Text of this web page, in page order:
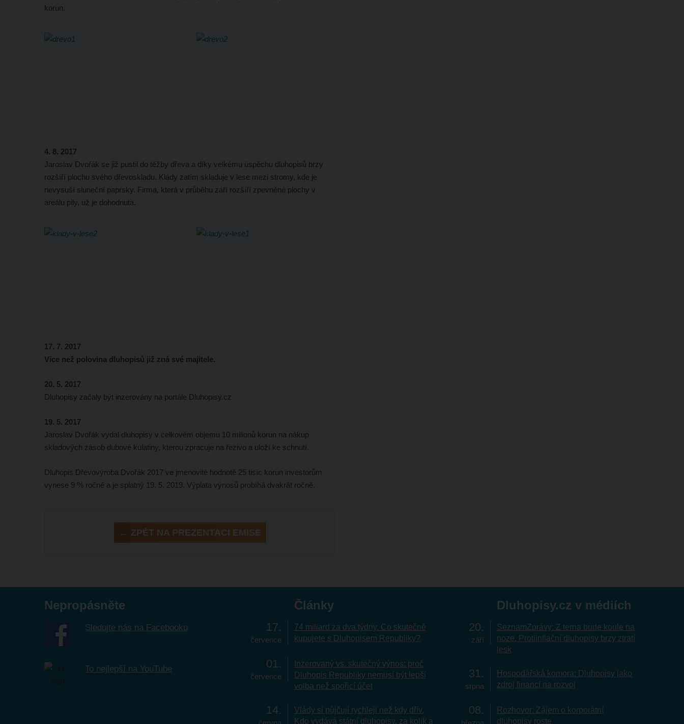
korun.
4. 8. 2017
Jaroslav Dvořák se již pustil do těžby dřeva a díky velkému úspěchu dluhopisů brzy
rozšíří plochu svého dřevoskladu. Klády zatím skladuje v lese mezi stromy, kde je
nevysuší sluneční paprsky. Firma, která v průběhu září rozšíří zpevněné plochy v
areálu pily, už je dohodnuta.
17. 7. 2017
Více než polovina dluhopisů již zná své majitele.
20. 5. 2017
Dluhopisy začaly být inzerovány na portále Dluhopisy.cz
19. 5. 2017
Jaroslav Dvořák vydal dluhopisy v celkovém objemu 10 milionů korun na nákup
skladových zásob dubové kulatiny, kterou zpracuje na řezivo a uloží ke schnutí.
Dluhopis Dřevovýroba Dvořák 2017 ve jmenovité hodnotě 25 tisíc korun investorům
vynese 9 % ročně a je splatný 19. 5. 2019. Výplata výnosů probíhá dvakrát ročně.
← ZPĚT NA PREZENTACI EMISE
Nepropásněte
Sledujte nás na Facebooku
To nejlepší na YouTube
Články
17
července
74 miliard za dva týdny. Co skutečně
kupujete s Dluhopisem Republiky?
01
července
Inzerovaný vs. skutečný výnos: proč
Dluhopis Republiky nemusí být lepší
volba než spořicí účet
14
Vlády si půjčují rychleji než kdy dřív.
Kdo vydává státní dluhopisy, za kolik a
Dluhopisy.cz v médiích
20
září
SeznamZprávy: Z terna bude koule na
noze. Protiinflační dluhopisy brzy ztratí
lesk
31
srpna
Hospodářská komora: Dluhopisy jako
zdroj financí na rozvoj
08
Rozhovor: Zájem o korporátní
dluhopisy roste